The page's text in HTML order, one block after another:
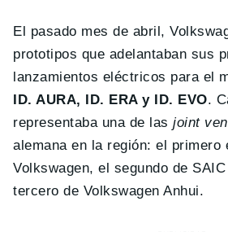
El pasado mes de abril,
prototipos que adelantaban sus
lanzamientos eléctricos para el
ID. AURA, ID. ERA y ID. EVO.
representaba una de lasjoint
alemana en la región: el primero
Volkswagen, el segundo de
tercero de Volkswagen Anhui.